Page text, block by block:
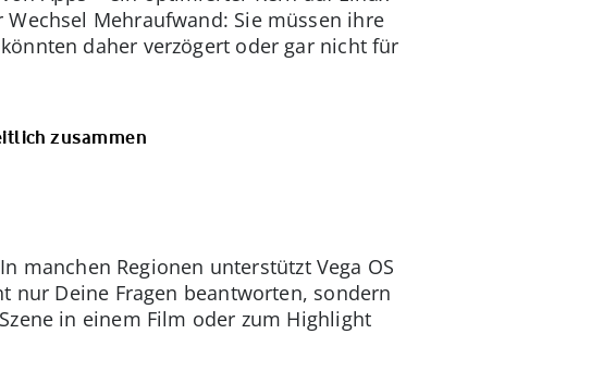
Mehraufwand: Sie müssen ihre
daher verzögert oder gar nicht für
zusammen
manchen Regionen unterstützt Vega OS
nur Deine Fragen beantworten, sondern
in einem Film oder zum Highlight